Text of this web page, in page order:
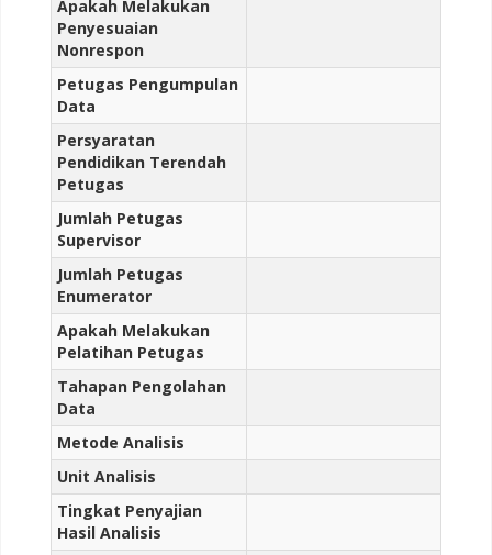
Apakah Melakukan
Penyesuaian
Nonrespon
Petugas Pengumpulan
Data
Persyaratan
Pendidikan Terendah
Petugas
Jumlah Petugas
Supervisor
Jumlah Petugas
Enumerator
Apakah Melakukan
Pelatihan Petugas
Tahapan Pengolahan
Data
Metode Analisis
Unit Analisis
Tingkat Penyajian
Hasil Analisis